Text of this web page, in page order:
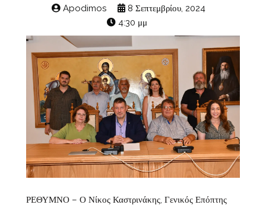
Apodimos
8 Σεπτεμβρίου, 2024
4:30 μμ
ΡΕΘΥΜΝΟ – Ο Νίκος Καστρινάκης, Γενικός Επόπτης